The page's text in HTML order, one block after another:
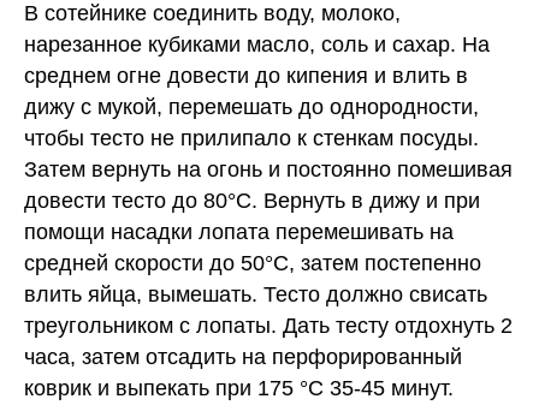
В сотейнике соединить воду, молоко,
нарезанное кубиками масло, соль и сахар. На
среднем огне довести до кипения и влить в
дижу с мукой, перемешать до однородности,
чтобы тесто не прилипало к стенкам посуды.
Затем вернуть на огонь и постоянно помешивая
довести тесто до 80°C. Вернуть в дижу и при
помощи насадки лопата перемешивать на
средней скорости до 50°C, затем постепенно
влить яйца, вымешать. Тесто должно свисать
треугольником с лопаты. Дать тесту отдохнуть 2
часа, затем отсадить на перфорированный
коврик и выпекать при 175 °C 35-45 минут.